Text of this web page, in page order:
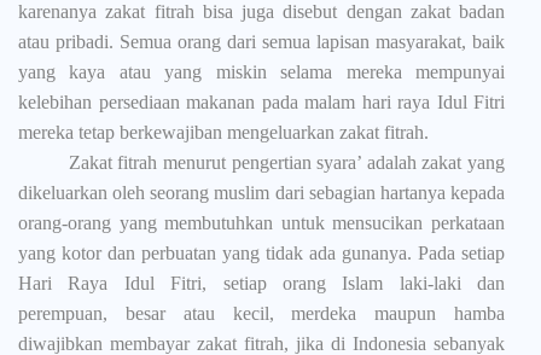
karenanya zakat fitrah bisa juga disebut dengan zakat badan
atau pribadi. Semua orang dari semua lapisan masyarakat, baik
yang kaya atau yang miskin selama mereka mempunyai
kelebihan persediaan makanan pada malam hari raya Idul Fitri
mereka tetap berkewajiban mengeluarkan zakat fitrah.
Zakat fitrah menurut pengertian syara’ adalah zakat yang
dikeluarkan oleh seorang muslim dari sebagian hartanya kepada
orang-orang yang membutuhkan untuk mensucikan perkataan
yang kotor dan perbuatan yang tidak ada gunanya. Pada setiap
Hari Raya Idul Fitri, setiap orang Islam laki-laki dan
perempuan, besar atau kecil, merdeka maupun hamba
diwajibkan membayar zakat fitrah, jika di Indonesia sebanyak